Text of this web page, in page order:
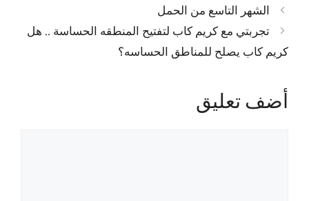
الشهر التاسع من الحمل
تجربتي مع كريم كاب لتفتيح المنطقه الحساسة .. هل
كريم كاب يصلح للمناطق الحساسه؟
أضف تعليق